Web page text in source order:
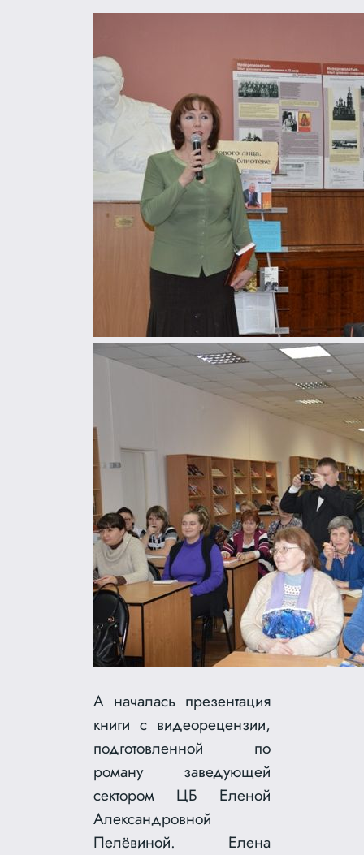
А началась презентация
книги с видеорецензии,
подготовленной по
роману заведующей
сектором ЦБ Еленой
Александровной
Пелёвиной. Елена